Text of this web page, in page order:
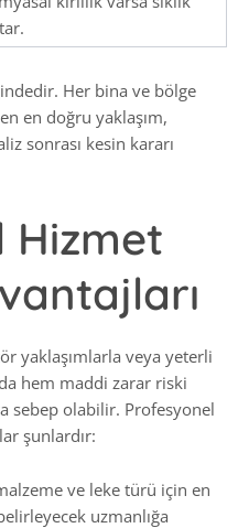
Her bina ve bölge
en doğru yaklaşım,
sonrası kesin kararı
Hizmet
yaklaşımlarla veya yeterli
hem maddi zarar riski
sebep olabilir. Profesyonel
şunlardır:
ve leke türü için en
uzmanlığa